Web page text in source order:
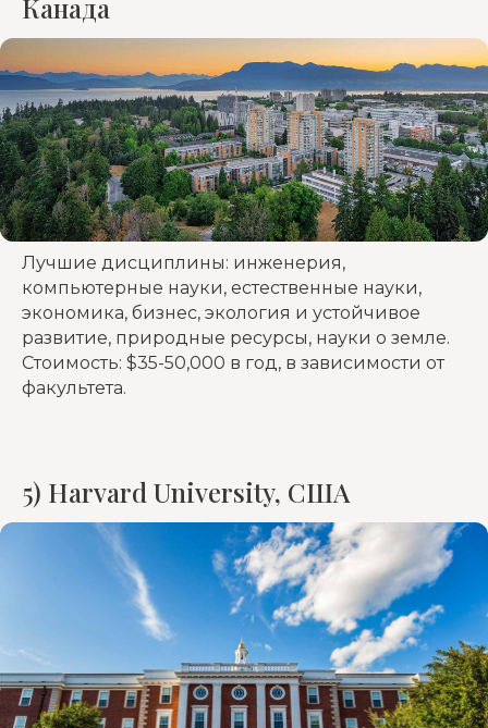
Канада
Лучшие дисциплины: инженерия,
компьютерные науки, естественные науки,
экономика, бизнес, экология и устойчивое
развитие, природные ресурсы, науки о земле.
Стоимость: $35-50,000 в год, в зависимости от
факультета.
5) Harvard University, США